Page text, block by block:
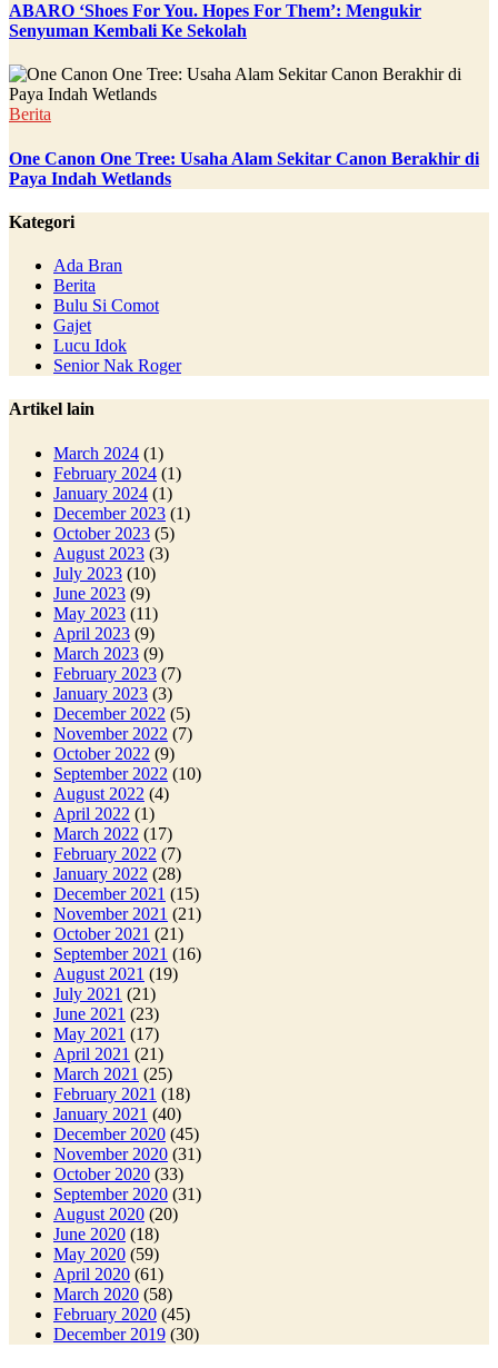
ABARO ‘Shoes For You. Hopes For Them’: Mengukir
Senyuman Kembali Ke Sekolah
Berita
One Canon One Tree: Usaha Alam Sekitar Canon Berakhir di
Paya Indah Wetlands
Kategori
Ada Bran
Berita
Bulu Si Comot
Gajet
Lucu Idok
Senior Nak Roger
Artikel lain
March 2024 (1)
February 2024 (1)
January 2024 (1)
December 2023 (1)
October 2023 (5)
August 2023 (3)
July 2023 (10)
June 2023 (9)
May 2023 (11)
April 2023 (9)
March 2023 (9)
February 2023 (7)
January 2023 (3)
December 2022 (5)
November 2022 (7)
October 2022 (9)
September 2022 (10)
August 2022 (4)
April 2022 (1)
March 2022 (17)
February 2022 (7)
January 2022 (28)
December 2021 (15)
November 2021 (21)
October 2021 (21)
September 2021 (16)
August 2021 (19)
July 2021 (21)
June 2021 (23)
May 2021 (17)
April 2021 (21)
March 2021 (25)
February 2021 (18)
January 2021 (40)
December 2020 (45)
November 2020 (31)
October 2020 (33)
September 2020 (31)
August 2020 (20)
June 2020 (18)
May 2020 (59)
April 2020 (61)
March 2020 (58)
February 2020 (45)
December 2019 (30)